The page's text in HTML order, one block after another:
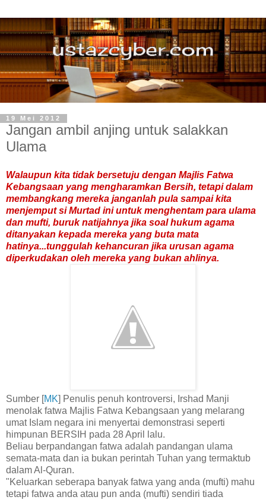
19 Mei 2012
Jangan ambil anjing untuk salakkan
Ulama
Walaupun kita tidak bersetuju dengan Majlis Fatwa
Kebangsaan yang mengharamkan Bersih, tetapi dalam
membangkang mereka janganlah pula sampai kita
menjemput si Murtad ini untuk menghentam para ulama
dan mufti, buruk natijahnya jika soal hukum agama
ditanyakan kepada mereka yang buta mata
hatinya...tunggulah kehancuran jika urusan agama
diperkudakan oleh mereka yang bukan ahlinya.
Sumber [MK] Penulis penuh kontroversi, Irshad Manji
menolak fatwa Majlis Fatwa Kebangsaan yang melarang
umat Islam negara ini menyertai demonstrasi seperti
himpunan BERSIH pada 28 April lalu.
Beliau berpandangan fatwa adalah pandangan ulama
semata-mata dan ia bukan perintah Tuhan yang termaktub
dalam Al-Quran.
"Keluarkan seberapa banyak fatwa yang anda (mufti) mahu
tetapi fatwa anda atau pun anda (mufti) sendiri tiada